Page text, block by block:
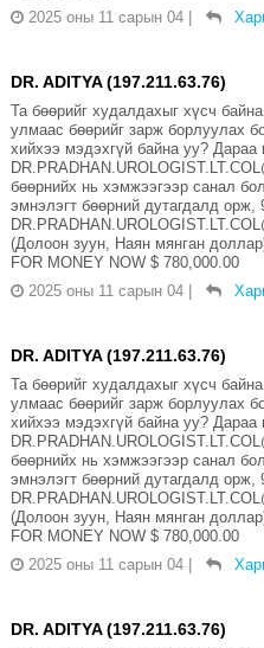
2025 оны 11 сарын 04
DR. ADITYA (197.211.63.76)
Та бөөрийг худалдахыг хүсч
улмаас бөөрийг зарж борлуулах
хийхээ мэдэхгүй байна уу?
бөөрнийх нь хэмжээгээр санал
эмнэлэгт бөөрний дутагдалд орж,
(Долоон зуун, Наян мянган
FOR MONEY NOW $ 780,000.00
2025 оны 11 сарын 04
DR. ADITYA (197.211.63.76)
Та бөөрийг худалдахыг хүсч
улмаас бөөрийг зарж борлуулах
хийхээ мэдэхгүй байна уу?
бөөрнийх нь хэмжээгээр санал
эмнэлэгт бөөрний дутагдалд орж,
(Долоон зуун, Наян мянган
FOR MONEY NOW $ 780,000.00
2025 оны 11 сарын 04
DR. ADITYA (197.211.63.76)